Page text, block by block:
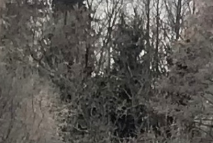
PROTOKOLL
KONTAKT
OM FÖRENINGEN
DOKUMENTATION